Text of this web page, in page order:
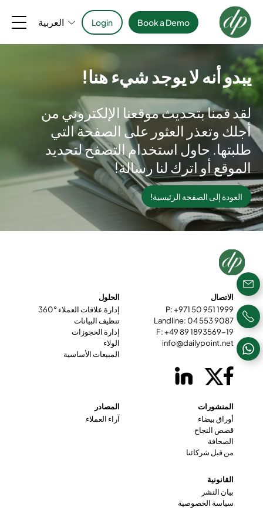
Book a Demo
Login العربية
يبدو أنه لا يوجد شيء هنا!
لقد قمنا بتحديث موقعنا الإلكتروني من
أجلك وتعذر العثور على الصفحة التي
طلبتها. حاول استخدام التصفح لتحديد
الموقع أو اترك لنا رسالة!
العودة إلى الصفحة الرئيسية!
الاتصال
P: +971 50 951 1999
Landline: 04 553 9087
F: +49 89 1893569-19
info@dailypoint.net
الحلول
إدارة علاقات العملاء °360
تنظيف البيانات
إدارة الحجوزات
الولاء
المبيعات الأساسية
المنشورات
أوراق بيضاء
قصص النجاح
الصحافة
من قبل شركائنا
المصادر
آراء العملاء
القانونية
بيان النشر
سياسة الخصوصية